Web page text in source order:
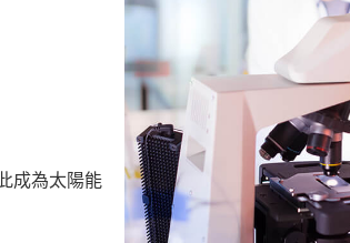
成為太陽能